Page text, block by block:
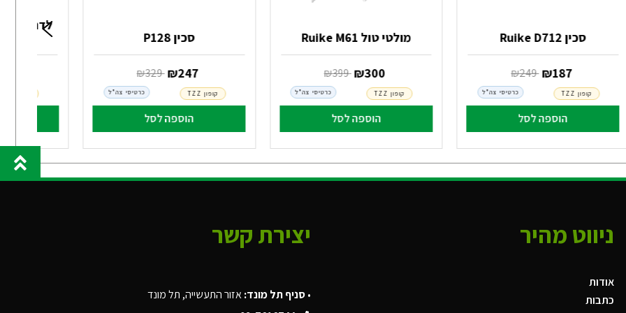
סכין Ruike D712
‏ ₪
249 187
הוספה לסל
כרטיסי צה"ל קופון TZZ
מולטי טול Ruike M61
‏ ₪
399 300
הוספה לסל
כרטיסי צה"ל קופון TZZ
סכין P128
‏ ₪
329 247
הוספה לסל
כרטיסי צה"ל קופון TZZ
ניווט מהיר
אודות
כתבות
יצירת קשר
•סניף תל מונד:אזור התעשייה, תל מונד